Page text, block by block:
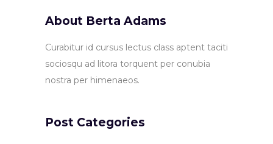
About Berta Adams
Curabitur id cursus lectus class aptent taciti
sociosqu ad litora torquent per conubia
nostra per himenaeos.
Post Categories